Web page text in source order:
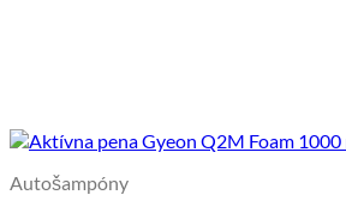
Autošampóny